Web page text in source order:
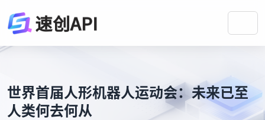
世界首届人形机器人运动会：未来已至
人类何去何从